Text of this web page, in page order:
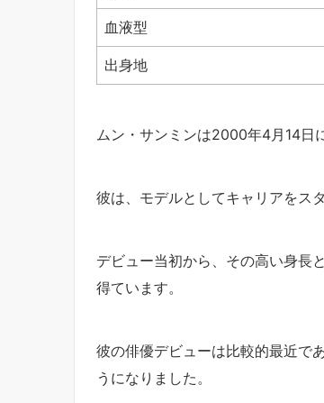
血液型
出身地
ムン・サンミンは2000年4月14日
彼は、モデルとしてキャリアをス
デビュー当初から、その高い身長
得ています。
彼の俳優デビューは比較的最近で
うになりました。